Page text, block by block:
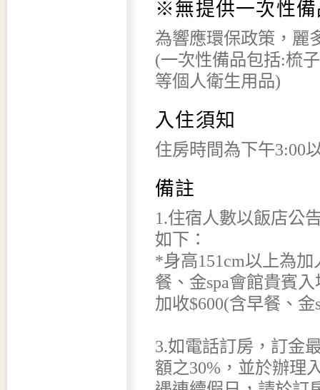
※無提供一次性備
為響應環保政策，麗
(一次性備品包括:梳
等個人衛生用品)
入住須知
住房時間為下午3:00
備註
1.住宿人數以飯店公
如下：
*身高151cm以上為
餐、金spa會館貴賓
加收$600(含早餐、
3.如電話訂房，訂金
額之30%，並於辦理